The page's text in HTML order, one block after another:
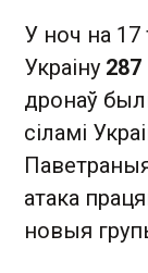
У ноч на 17
Украіну 287
дронаў
сіламі
атака
новыя